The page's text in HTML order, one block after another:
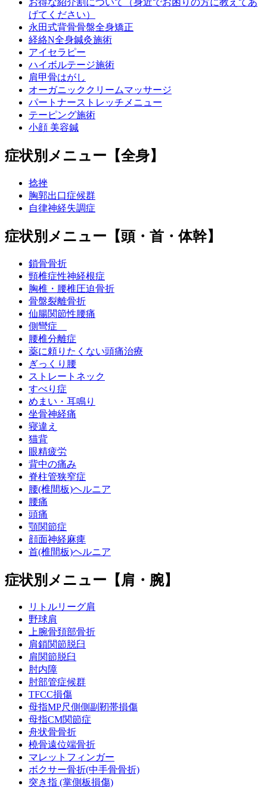
お得な紹介割について（身近でお困りの方に教えてあ
げてください）
永田式背骨骨盤全身矯正
経絡N全身鍼灸施術
アイセラピー
ハイボルテージ施術
肩甲骨はがし
オーガニッククリームマッサージ
パートナーストレッチメニュー
テーピング施術
小顔 美容鍼
症状別メニュー【全身】
捻挫
胸郭出口症候群
自律神経失調症
症状別メニュー【頭・首・体幹】
鎖骨骨折
頸椎症性神経根症
胸椎・腰椎圧迫骨折
骨盤裂離骨折
仙腸関節性腰痛
側彎症
腰椎分離症
薬に頼りたくない頭痛治療
ぎっくり腰
ストレートネック
すべり症
めまい・耳鳴り
坐骨神経痛
寝違え
猫背
眼精疲労
背中の痛み
脊柱管狭窄症
腰(椎間板)ヘルニア
腰痛
頭痛
顎関節症
顔面神経麻痺
首(椎間板)ヘルニア
症状別メニュー【肩・腕】
リトルリーグ肩
野球肩
上腕骨頚部骨折
肩鎖関節脱臼
肩関節脱臼
肘内障
肘部管症候群
TFCC損傷
母指MP尺側側副靭帯損傷
母指CM関節症
舟状骨骨折
橈骨遠位端骨折
マレットフィンガー
ボクサー骨折(中手骨骨折)
突き指 (掌側板損傷)